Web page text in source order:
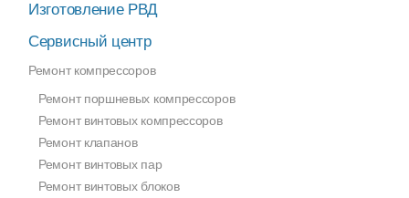
Изготовление РВД
Сервисный центр
Ремонт компрессоров
Ремонт поршневых компрессоров
Ремонт винтовых компрессоров
Ремонт клапанов
Ремонт винтовых пар
Ремонт винтовых блоков